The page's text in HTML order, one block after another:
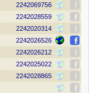
2242069756
2242028559
2242020314
2242026526
2242026212
2242025022
2242028865